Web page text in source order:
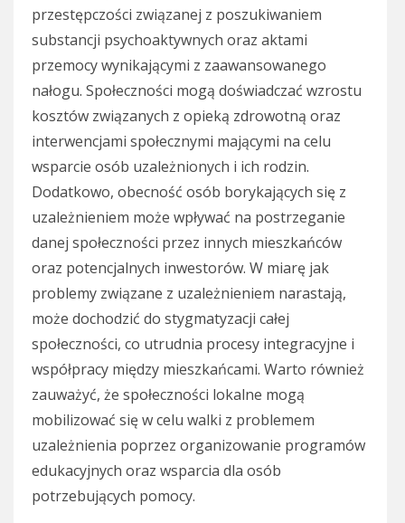
przestępczości związanej z poszukiwaniem
substancji psychoaktywnych oraz aktami
przemocy wynikającymi z zaawansowanego
nałogu. Społeczności mogą doświadczać wzrostu
kosztów związanych z opieką zdrowotną oraz
interwencjami społecznymi mającymi na celu
wsparcie osób uzależnionych i ich rodzin.
Dodatkowo, obecność osób borykających się z
uzależnieniem może wpływać na postrzeganie
danej społeczności przez innych mieszkańców
oraz potencjalnych inwestorów. W miarę jak
problemy związane z uzależnieniem narastają,
może dochodzić do stygmatyzacji całej
społeczności, co utrudnia procesy integracyjne i
współpracy między mieszkańcami. Warto również
zauważyć, że społeczności lokalne mogą
mobilizować się w celu walki z problemem
uzależnienia poprzez organizowanie programów
edukacyjnych oraz wsparcia dla osób
potrzebujących pomocy.